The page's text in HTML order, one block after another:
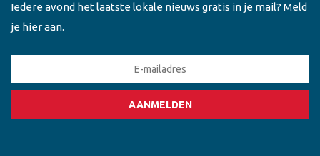
Iedere avond het laatste lokale nieuws gratis in je mail? Meld
je hier aan.